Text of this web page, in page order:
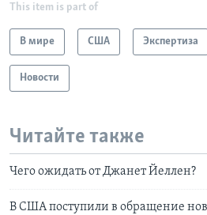
This item is part of
В мире США Экспертиза
Новости
Читайте также
Чего ожидать от Джанет Йеллен?
В США поступили в обращение